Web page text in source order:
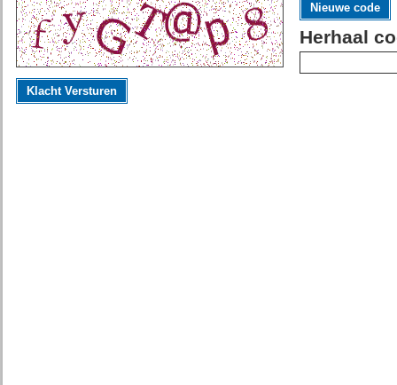
Nieuwe code
Herhaal
Klacht Versturen